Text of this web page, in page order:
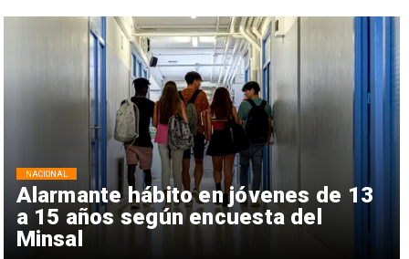
Alarmante hábito en jóvenes de 13
a 15 años según encuesta del
Minsal
NACIONAL